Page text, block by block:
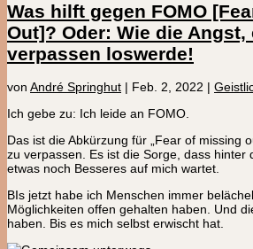
Was hilft gegen FOMO
Out]? Oder: Wie die Angst,
verpassen loswerde!
von André Springhut | Feb. 2, 2022 |
Ich gebe zu: Ich leide an FOMO.
Das ist die Abkürzung für „Fear of missing
zu verpassen. Es ist die Sorge, dass hinter
etwas noch Besseres auf mich wartet.
BIs jetzt habe ich Menschen immer
Möglichkeiten offen gehalten haben. Und
haben. Bis es mich selbst erwischt hat.